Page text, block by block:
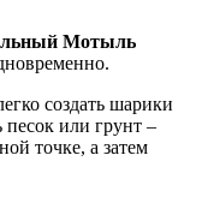
Мотыль
создать шарики
или грунт –
точке, а затем